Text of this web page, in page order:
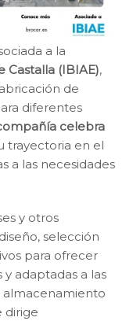
a la
Castalla (IBIAE),
de
diferentes
celebra
trayectoria en el
a las necesidades
y otros
selección
para ofrecer
adaptadas a las
almacenamiento
dirige